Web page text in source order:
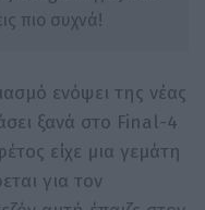
πιο συχνά!
ενόψει της νέας
ξανά στο Final-4
είχε μια γεμάτη
για τον